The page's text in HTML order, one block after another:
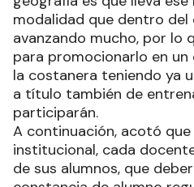
modalidad que dentro
avanzando mucho, por lo
para promocionarlo en
la costanera teniendo ya
a título también de
participarán.
A continuación, acotó
institucional, cada
de sus alumnos, que